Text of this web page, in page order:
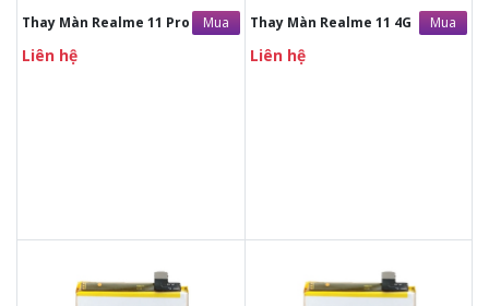
Thay Màn Realme 11 Pro Mua
Liên hệ
Thay Màn Realme 11 4G Mua
Liên hệ
490.000đ Liên hệ 490.000đ Liên hệ